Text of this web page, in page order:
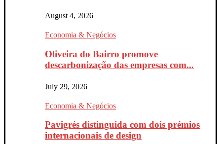
August 4, 2026
Economia & Negócios
Oliveira do Bairro promove
descarbonização das empresas com...
July 29, 2026
Economia & Negócios
Pavigrés distinguida com dois prémios
internacionais de design